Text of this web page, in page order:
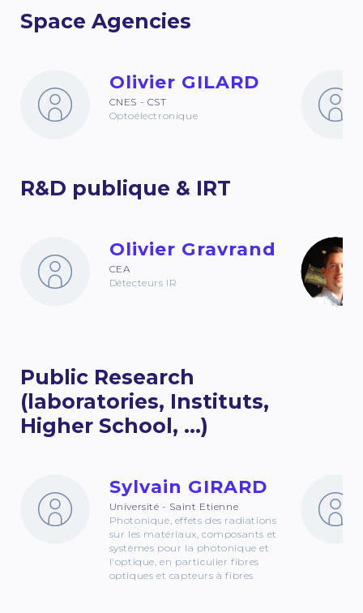
Space Agencies
Olivier GILARD
CNES - CST
Optoélectronique
R&D publique & IRT
Olivier Gravrand
CEA
Détecteurs IR
Public Research
(laboratories, Instituts,
Higher School, ...)
Sylvain GIRARD
Université - Saint Etienne
Photonique, effets des radiations
sur les matériaux, composants et
systèmes pour la photonique et
l'optique, en particulier fibres
optiques et capteurs à fibres